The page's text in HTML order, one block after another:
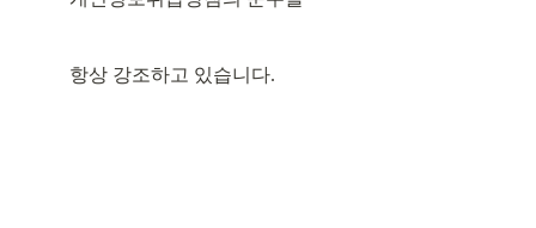
항상 강조하고 있습니다.